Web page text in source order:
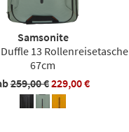
Samsonite
13 Rollenreisetasche
67cm
259,00 €229,00 €